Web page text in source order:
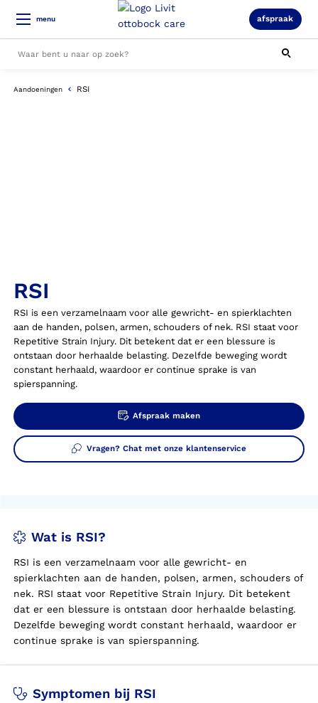
menu afspraak
Alle resultaten
Aandoeningen RSI
RSI
RSI is een verzamelnaam voor alle gewricht- en spierklachten
aan de handen, polsen, armen, schouders of nek. RSI staat voor
Repetitive Strain Injury. Dit betekent dat er een blessure is
ontstaan door herhaalde belasting. Dezelfde beweging wordt
constant herhaald, waardoor er continue sprake is van
spierspanning.
Afspraak maken
Vragen? Chat met onze klantenservice
Wat is RSI?
RSI is een verzamelnaam voor alle gewricht- en
spierklachten aan de handen, polsen, armen, schouders of
nek. RSI staat voor Repetitive Strain Injury. Dit betekent
dat er een blessure is ontstaan door herhaalde belasting.
Dezelfde beweging wordt constant herhaald, waardoor er
continue sprake is van spierspanning.
Symptomen bij RSI